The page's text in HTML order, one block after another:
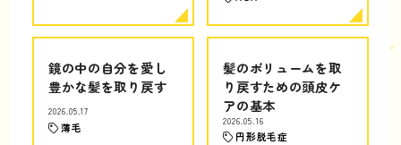
鏡の中の自分を愛し
豊かな髪を取り戻す
2026.05.17
薄毛
髪のボリュームを取
り戻すための頭皮ケ
アの基本
2026.05.16
円形脱毛症